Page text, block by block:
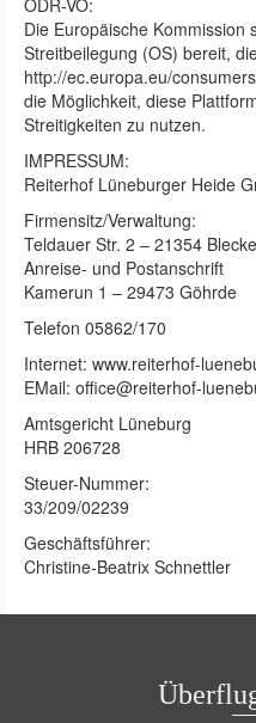
ODR-VO:
Die Europäische Kommission
Streitbeilegung (OS) bereit,
http://ec.europa.eu/
die Möglichkeit, diese
Streitigkeiten zu nutzen.
IMPRESSUM:
Reiterhof Lüneburger Heide
Firmensitz/Verwaltung:
Teldauer Str. 2 – 21354
Anreise- und Postanschrift
Kamerun 1 – 29473 Göhrde
Telefon 05862/170
Internet: www.reiterhof-
EMail: office@reiterhof-
Amtsgericht Lüneburg
HRB 206728
Steuer-Nummer:
33/209/02239
Geschäftsführer:
Christine-Beatrix Schnettler